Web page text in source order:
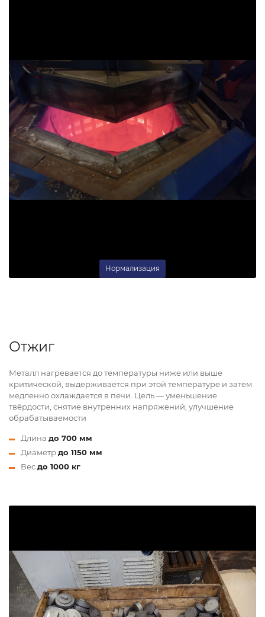
Нормализация
Отжиг
Металл нагревается до температуры ниже или выше
критической, выдерживается при этой температуре и затем
медленно охлаждается в печи. Цель — уменьшение
твёрдости, снятие внутренних напряжений, улучшение
обрабатываемости
Длина до 700 мм
Диаметрдо 1150 мм
Весдо 1000 кг